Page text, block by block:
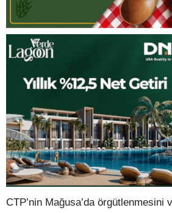
CTP’nin Mağusa’da örgütlenmesini